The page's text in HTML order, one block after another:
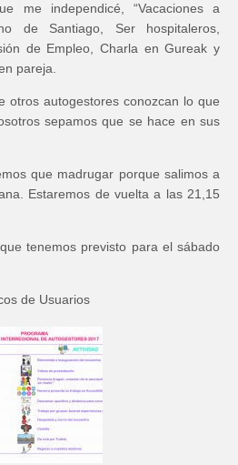
me independicé, “Vacaciones a
de Santiago, Ser hospitaleros,
de Empleo, Charla en Gureak y
pareja.
otros autogestores conozcan lo que
sepamos que se hace en sus
que madrugar porque salimos a
Estaremos de vuelta a las 21,15
tenemos previsto para el sábado
de Usuarios